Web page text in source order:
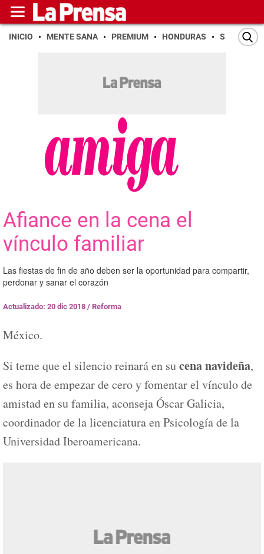
INICIO MENTE SANA PREMIUM HONDURAS SAN PEDRO
Afiance en la cena el
vínculo familiar
Las fiestas de fin de año deben ser la oportunidad para compartir,
perdonar y sanar el corazón
Actualizado: 20 dic 2018 / Reforma
México.
Si teme que el silencio reinará en sucena navideña,
es hora de empezar de cero y fomentar el vínculo de
amistad en su familia, aconseja Óscar Galicia,
coordinador de la licenciatura en Psicología de la
Universidad Iberoamericana.